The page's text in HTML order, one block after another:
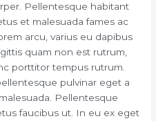
Pellentesque habitant
et malesuada fames ac
arcu, varius eu dapibus
quam non est rutrum,
porttitor tempus rutrum.
pulvinar eget a
Pellentesque
faucibus ut. In eu ex eget